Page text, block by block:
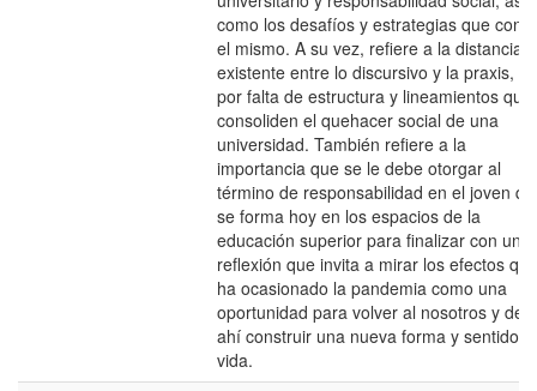
como los desafíos y estrategias que
el mismo. A su vez, refiere a la distancia
existente entre lo discursivo y la praxis,
por falta de estructura y lineamientos que
consoliden el quehacer social de una
universidad. También refiere a la
importancia que se le debe otorgar al
término de responsabilidad en el joven
se forma hoy en los espacios de la
educación superior para finalizar con una
reflexión que invita a mirar los efectos que
ha ocasionado la pandemia como una
oportunidad para volver al nosotros y
ahí construir una nueva forma y sentido
vida.